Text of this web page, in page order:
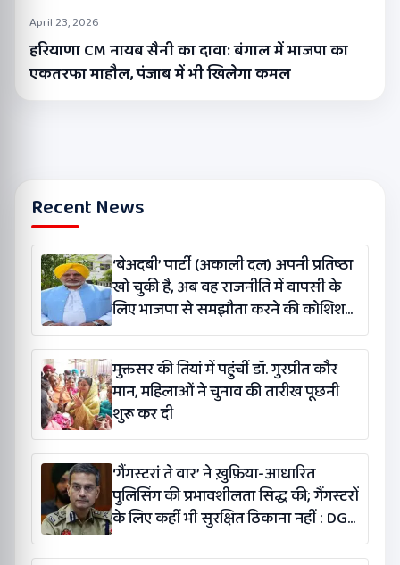
April 23, 2026
हरियाणा CM नायब सैनी का दावा: बंगाल में भाजपा का
एकतरफा माहौल, पंजाब में भी खिलेगा कमल
Recent News
‘बेअदबी’ पार्टी (अकाली दल) अपनी प्रतिष्ठा
खो चुकी है, अब वह राजनीति में वापसी के
लिए भाजपा से समझौता करने की कोशिश
कर रही है: बलतेज पन्नू
मुक्तसर की तियां में पहुंचीं डॉ. गुरप्रीत कौर
मान, महिलाओं ने चुनाव की तारीख पूछनी
शुरू कर दी
‘गैंगस्टरां ते वार’ ने ख़ुफ़िया-आधारित
पुलिसिंग की प्रभावशीलता सिद्ध की; गैंगस्टरों
के लिए कहीं भी सुरक्षित ठिकाना नहीं : DGP
गौरव यादव